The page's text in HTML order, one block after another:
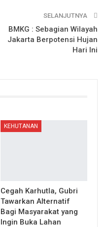
SELANJUTNYA
BMKG : Sebagian Wilayah
Jakarta Berpotensi Hujan
Hari Ini
KEHUTANAN
Cegah Karhutla, Gubri
Tawarkan Alternatif
Bagi Masyarakat yang
Ingin Buka Lahan